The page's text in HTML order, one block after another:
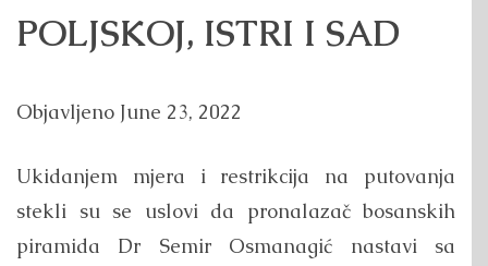
POLJSKOJ, ISTRI I SAD
Objavljeno June 23, 2022
Ukidanjem mjera i restrikcija na putovanja
stekli su se uslovi da pronalazač bosanskih
piramida Dr Semir Osmanagić nastavi sa